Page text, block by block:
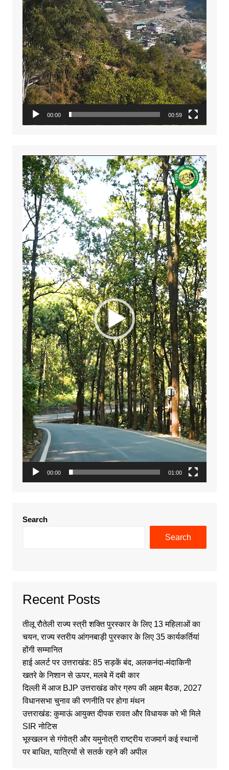
00:00 00:59
Video
Player
00:00 01:00
Search
Search
Recent Posts
तीलू रौतेली राज्य स्त्री शक्ति पुरस्कार के लिए 13 महिलाओं का
चयन, राज्य स्तरीय आंगनबाड़ी पुरस्कार के लिए 35 कार्यकर्तियां
होंगी सम्मानित
हाई अलर्ट पर उत्तराखंड: 85 सड़कें बंद, अलकनंदा-मंदाकिनी
खतरे के निशान से ऊपर, मलबे में दबी कार
दिल्ली में आज BJP उत्तराखंड कोर ग्रुप की अहम बैठक, 2027
विधानसभा चुनाव की रणनीति पर होगा मंथन
उत्तराखंड: कुमाऊं आयुक्त दीपक रावत और विधायक को भी मिले
SIR नोटिस
भूस्खलन से गंगोत्री और यमुनोत्री राष्ट्रीय राजमार्ग कई स्थानों
पर बाधित, यात्रियों से सतर्क रहने की अपील